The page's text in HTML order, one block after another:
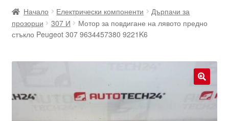
Доставка по целия свят
Количка
Начало Електрически компоненти
Дърпачи за
прозорци
307 И
Мотор за повдигане на лявото предно
стъкло Peugeot 307 9634457380 9221K6
🔍